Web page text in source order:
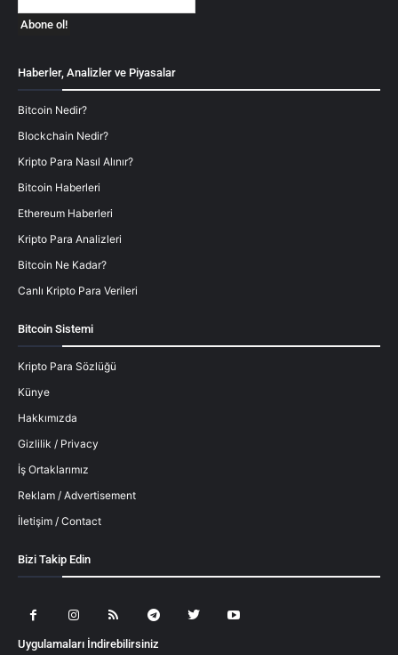
Haberler, Analizler ve Piyasalar
Bitcoin Nedir?
Blockchain Nedir?
Kripto Para Nasıl Alınır?
Bitcoin Haberleri
Ethereum Haberleri
Kripto Para Analizleri
Bitcoin Ne Kadar?
Canlı Kripto Para Verileri
Bitcoin Sistemi
Kripto Para Sözlüğü
Künye
Hakkımızda
Gizlilik / Privacy
İş Ortaklarımız
Reklam / Advertisement
İletişim / Contact
Bizi Takip Edin
Uygulamaları İndirebilirsiniz